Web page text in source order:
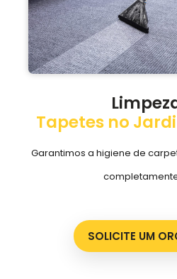
Tapetes no
Garantimos a higiene de
SOLICITE UM